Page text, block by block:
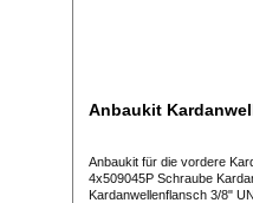
Anbaukit
Anbaukit für die vordere
4x509045P Schraube
Kardanwellenflansch 3/8"